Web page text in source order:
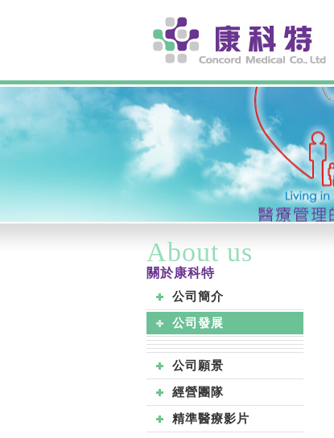
About us
關於康科特
公司簡介
公司發展
公司願景
經營團隊
精準醫療影片